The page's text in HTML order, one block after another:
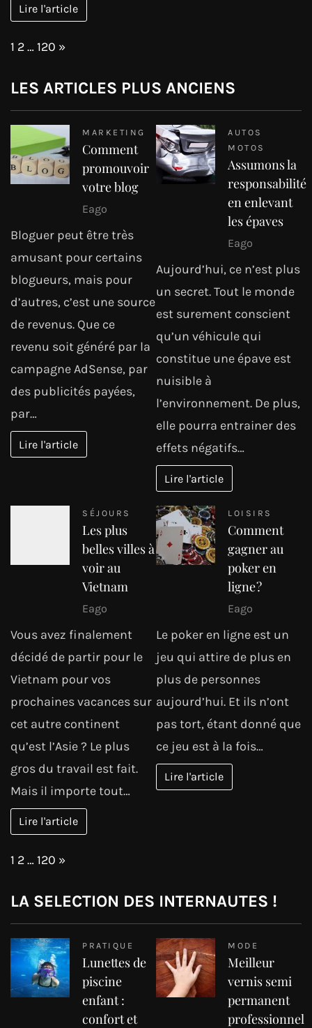
Lire l'article
Page:
1 2…120 Next
»
LES ARTICLES PLUS ANCIENS
MARKETING
Comment
promouvoir
votre blog
Eago
Bloguer peut être très
amusant pour certains
blogueurs, mais pour
d’autres, c’est une source
de revenus. Que ce
revenu soit généré par la
campagne AdSense, par
des publicités payées,
par…
Lire l'article
AUTOS
MOTOS
Assumons la
responsabilité
en enlevant
les épaves
Eago
Aujourd’hui, ce n’est plus
un secret. Tout le monde
est surement conscient
qu’un véhicule qui
constitue une épave est
nuisible à
l’environnement. De plus,
elle pourra entrainer des
effets négatifs…
Lire l'article
SÉJOURS
Les plus
belles villes à
voir au
Vietnam
Eago
Vous avez finalement
décidé de partir pour le
Vietnam pour vos
prochaines vacances sur
cet autre continent
qu’est l’Asie ? Le plus
gros du travail est fait.
Mais il importe tout…
Lire l'article
LOISIRS
Comment
gagner au
poker en
ligne ?
Eago
Le poker en ligne est un
jeu qui attire de plus en
plus de personnes
aujourd’hui. Et ils n’ont
pas tort, étant donné que
ce jeu est à la fois…
Lire l'article
Page:
1 2…120 Next
»
LA SELECTION DES INTERNAUTES !
PRATIQUE
Lunettes de
piscine
enfant :
confort et
MODE
Meilleur
vernis semi
permanent
professionnel